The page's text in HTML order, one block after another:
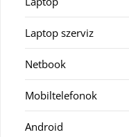
Laptop szerviz
Netbook
Mobiltelefonok
Android